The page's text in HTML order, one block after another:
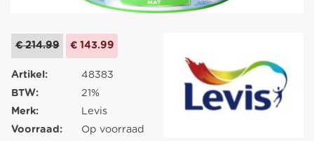
€ 214.99 € 143.99
Artikel:
48383
BTW:
21%
Merk:
Levis
Voorraad:
Op voorraad